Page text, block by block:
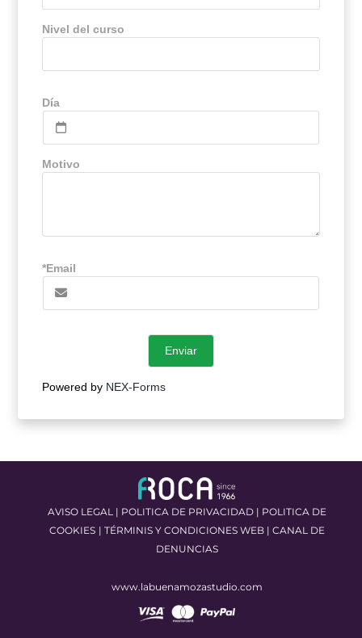
Nivel del curso
Día
Motivo
*Email
Enviar
Powered by NEX-Forms
AVISO LEGAL | POLITICA DE PRIVACIDAD| POLITICA DE
COOKIES | TÉRMINIS Y CONDICIONES WEB| CANAL DE
DENUNCIAS
www.labuenamozastudio.com